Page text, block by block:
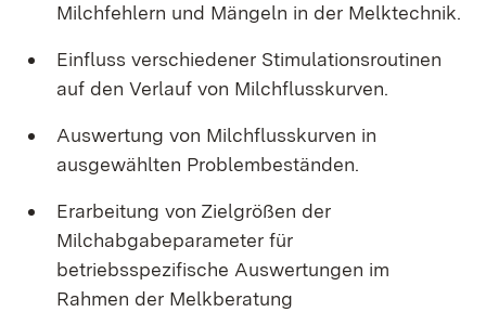
Milchfehlern und Mängeln in der Melktechnik.
Einfluss verschiedener Stimulationsroutinen
auf den Verlauf von Milchflusskurven.
Auswertung von Milchflusskurven in
ausgewählten Problembeständen.
Erarbeitung von Zielgrößen der
Milchabgabeparameter für
betriebsspezifische Auswertungen im
Rahmen der Melkberatung